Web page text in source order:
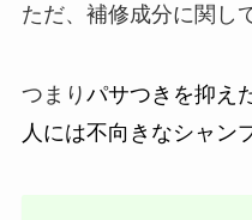
ただ、補修成分に関し
つまり パサつきを抑え
人には不向きなシャン